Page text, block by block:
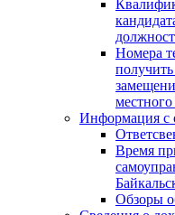
Номера
Информация с
Время
Обзоры